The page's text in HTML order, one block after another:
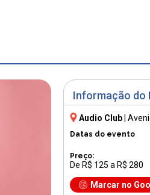
Informação do
Audio Club
Datas do evento
Preço:
De R$ 125 a R$ 280
Marcar no